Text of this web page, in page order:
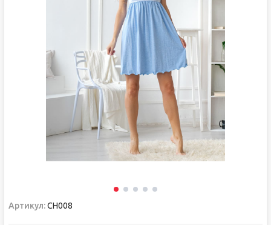
Артикул:СН008